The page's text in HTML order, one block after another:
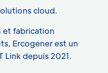
cloud.
et fabrication
Ercogener est un
Link depuis 2021.